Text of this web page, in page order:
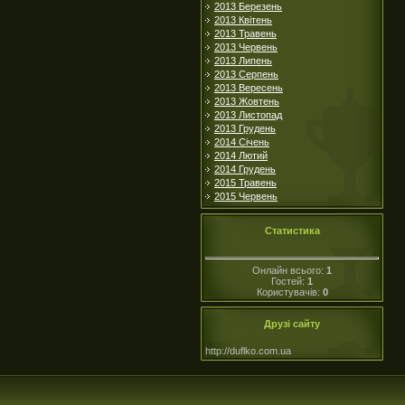
2013 Березень
2013 Квітень
2013 Травень
2013 Червень
2013 Липень
2013 Серпень
2013 Вересень
2013 Жовтень
2013 Листопад
2013 Грудень
2014 Січень
2014 Лютий
2014 Грудень
2015 Травень
2015 Червень
Статистика
Онлайн всього: 1
Гостей: 1
Користувачів: 0
Друзі сайту
http://duflko.com.ua